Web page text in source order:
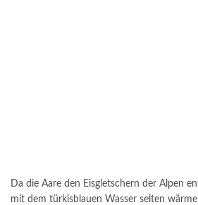
Da die Aare den Eisgletschern der Alpen
mit dem türkisblauen Wasser selten